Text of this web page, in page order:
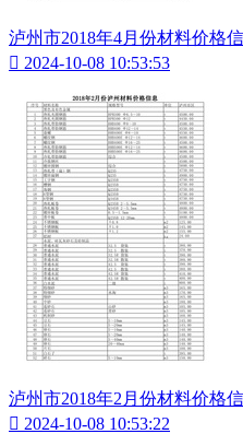
泸州市2018年4月份材料价格
 2024-10-08 10:53:53
泸州市2018年2月份材料价格
 2024-10-08 10:53:22